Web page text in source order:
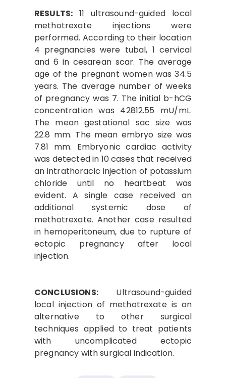
RESULTS: 11 ultrasound-guided local
methotrexate injections were
performed. According to their location
4 pregnancies were tubal, 1 cervical
and 6 in cesarean scar. The average
age of the pregnant women was 34.5
years. The average number of weeks
of pregnancy was 7. The initial b-hCG
concentration was 42812.55 mU/mL.
The mean gestational sac size was
22.8 mm. The mean embryo size was
7.81 mm. Embryonic cardiac activity
was detected in 10 cases that received
an intrathoracic injection of potassium
chloride until no heartbeat was
evident. A single case received an
additional systemic dose of
methotrexate. Another case resulted
in hemoperitoneum, due to rupture of
ectopic pregnancy after local
injection.
CONCLUSIONS:Ultrasound-guided
local injection of methotrexate is an
alternative to other surgical
techniques applied to treat patients
with uncomplicated ectopic
pregnancy with surgical indication.